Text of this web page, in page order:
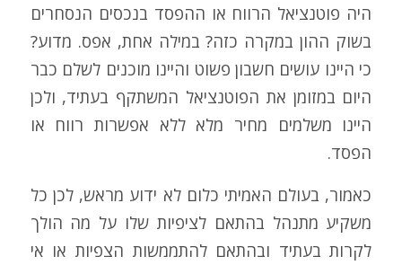
היה פוטנציאל הרווח או ההפסד בנכסים הנסחרים
בשוק ההון במקרה כזה? במילה אחת, אפס. מדוע?
כי היינו עושים חשבון פשוט והיינו מוכנים לשלם כבר
היום במזומן את הפוטנציאל המשתקף בעתיד, ולכן
היינו משלמים מחיר מלא ללא אפשרות רווח או
הפסד.
כאמור, בעולם האמיתי כלום לא ידוע מראש, לכן כל
משקיע מתנהל בהתאם לציפיות שלו על מה הולך
לקרות בעתיד ובהתאם להתממשות הצפיות או אי